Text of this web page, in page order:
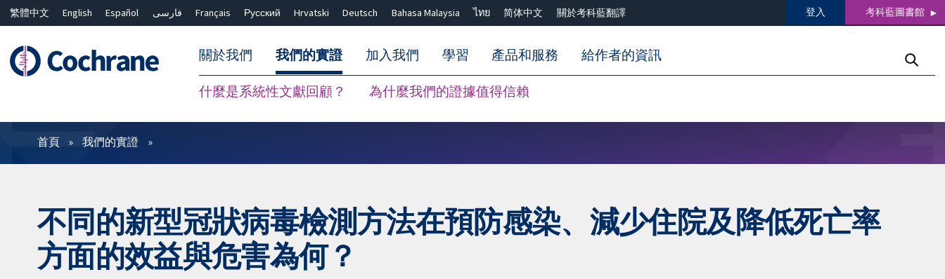
繁體中文 English Español فارسی Français Русский Hrvatski Deutsch Bahasa Malaysia ไทย 简体中文 關於考科藍翻譯 登入 考科藍圖書館
關於我們 我們的實證
什麼是系統性文獻回顧？ 為什麼我們的證據值得信賴
加入我們 學習 產品和服務 給作者的資訊
篩選條件
首頁 我們的實證
不同的新型冠狀病毒檢測方法在預防感染、減少住院及降低死亡率
方面的效益與危害為何？